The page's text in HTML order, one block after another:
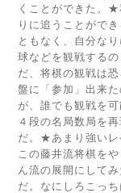
くことができた。
りに追うことがで
ともなく、自分な
球などを観戦する
だ、将棋の観戦は
盤に「参加」出来
が、誰でも観戦を
４段の名局数局を
だ。★あまり強いレ
この藤井流将棋を
ん流の展開にして
だ。なにしろこっ